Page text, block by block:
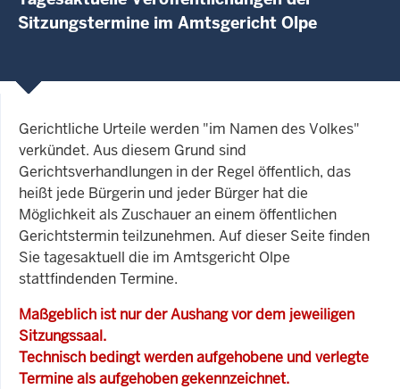
Sitzungstermine im Amtsgericht Olpe
Gerichtliche Urteile werden "im Namen des Volkes"
verkündet. Aus diesem Grund sind
Gerichtsverhandlungen in der Regel öffentlich, das
heißt jede Bürgerin und jeder Bürger hat die
Möglichkeit als Zuschauer an einem öffentlichen
Gerichtstermin teilzunehmen. Auf dieser Seite finden
Sie tagesaktuell die im Amtsgericht Olpe
stattfindenden Termine.
Maßgeblich ist nur der Aushang vor dem jeweiligen
Sitzungssaal.
Technisch bedingt werden aufgehobene und verlegte
Termine als aufgehoben gekennzeichnet.